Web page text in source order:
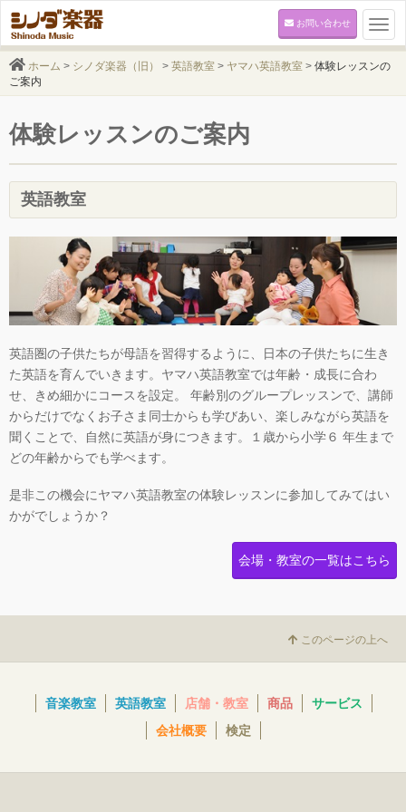
お問い合わせ
ホーム > シノダ楽器（旧） > 英語教室 > ヤマハ英語教室 > 体験レッスンの
ご案内
体験レッスンのご案内
英語教室
英語圏の子供たちが母語を習得するように、日本の子供たちに生き
た英語を育んでいきます。ヤマハ英語教室では年齢・成長に合わ
せ、きめ細かにコースを設定。 年齢別のグループレッスンで、講師
からだけでなくお子さま同士からも学びあい、楽しみながら英語を
聞くことで、自然に英語が身につきます。１歳から小学６ 年生まで
どの年齢からでも学べます。
是非この機会にヤマハ英語教室の体験レッスンに参加してみてはい
かがでしょうか？
会場・教室の一覧はこちら
このページの上へ
音楽教室 英語教室 店舗・教室 商品
サービス
会社概要
検定